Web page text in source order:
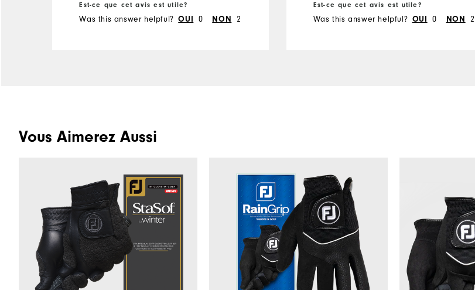
Est-ce que cet avis est utile?
Was this answer helpful? OUI 0 NON 2
Est-ce que cet avis est utile?
Was this answer helpful? OUI 0 NON 2
Vous Aimerez Aussi